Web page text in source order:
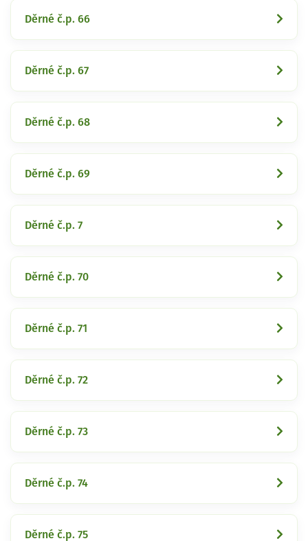
Děrné č.p. 66
Děrné č.p. 67
Děrné č.p. 68
Děrné č.p. 69
Děrné č.p. 7
Děrné č.p. 70
Děrné č.p. 71
Děrné č.p. 72
Děrné č.p. 73
Děrné č.p. 74
Děrné č.p. 75